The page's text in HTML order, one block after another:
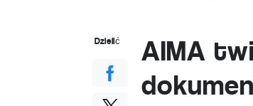
AIMA
Dzielić